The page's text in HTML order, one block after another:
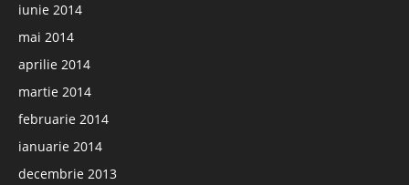
iunie 2014
mai 2014
aprilie 2014
martie 2014
februarie 2014
ianuarie 2014
decembrie 2013